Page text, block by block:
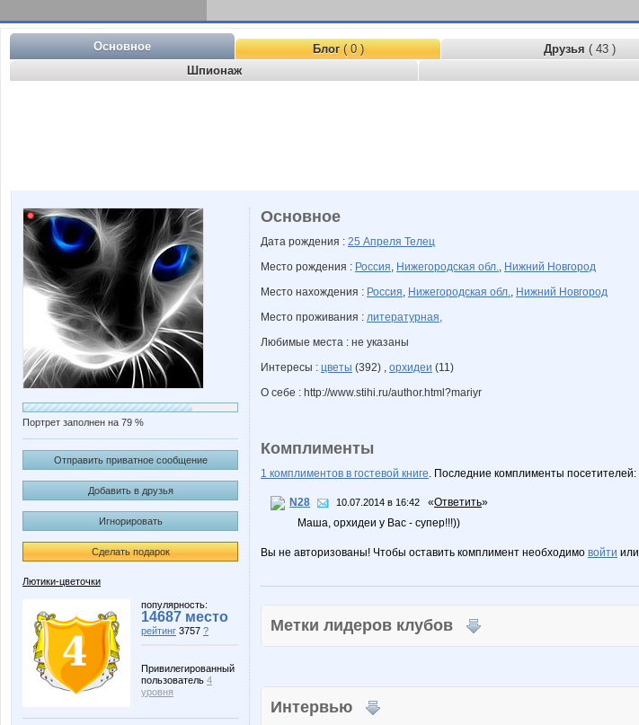
Основное Блог( 0 ) Друзья ( 43 )
Шпионаж
Портрет заполнен на 79 %
Отправить приватное сообщение
Добавить в друзья
Игнорировать
Сделать подарок
Лютики-цветочки
популярность:
14687 место
рейтинг 3757 ?
Привилегированный
пользователь 4
уровня
Основное
Дата рождения : 25 Апреля Телец
Место рождения : Россия, Нижегородская обл., Нижний Новгород
Место нахождения : Россия, Нижегородская обл., Нижний Новгород
Место проживания : литературная,
Любимые места : не указаны
Интересы : цветы (392) , орхидеи (11)
О себе : http://www.stihi.ru/author.html?mariyr
Комплименты
1 комплиментов в гостевой книге. Последние комплименты посетителей:
N28 10.07.2014 в 16:42 «Ответить»
Маша, орхидеи у Вас - супер!!!))
Вы не авторизованы! Чтобы оставить комплимент необходимо войти или
Метки лидеров клубов
Интервью